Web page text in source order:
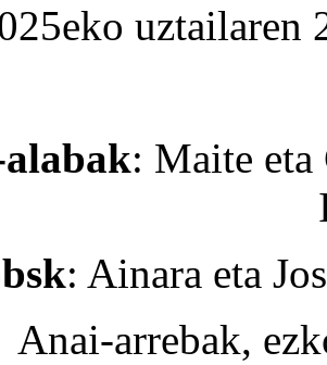
uztailaren
alabak: Maite
: Ainara eta
Anai-arrebak,